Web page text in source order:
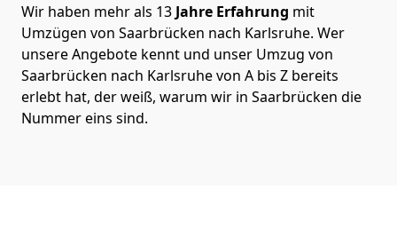
Wir haben mehr als 13 Jahre Erfahrung mit
Umzügen von Saarbrücken nach Karlsruhe. Wer
unsere Angebote kennt und unser Umzug von
Saarbrücken nach Karlsruhe von A bis Z bereits
erlebt hat, der weiß, warum wir in Saarbrücken die
Nummer eins sind.